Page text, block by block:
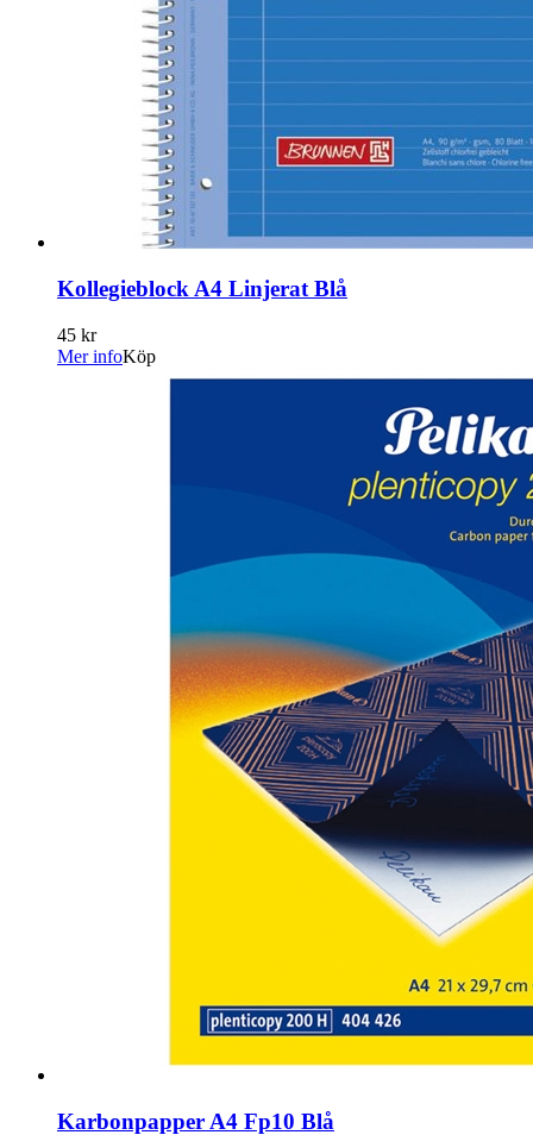
Kollegieblock A4 Linjerat Blå
45 kr
Mer infoKöp
Karbonpapper A4 Fp10 Blå